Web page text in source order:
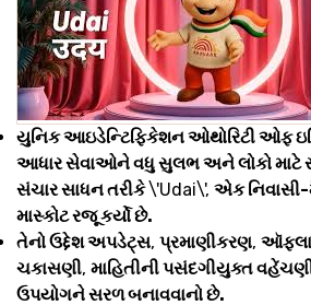
યુનિક આઇડેન્ટિફિકેશન ઓથોરિટી ઓફ
આધાર સેવાઓને વધુ સુલભ અને લોકો માટે
સંચાર સાધન તરીકે\'Udai\', એક
માસ્કોટ રજૂ કર્યો છે.
તેનો ઉદ્દેશ અપડેટ્સ, પ્રમાણીકરણ,
ચકાસણી, માહિતીની પસંદગીયુક્ત
ઉપયોગને સરળ બનાવવાનો છે.